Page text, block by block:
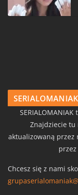
Znajdziecie tu
aktualizowaną przez
Chcesz się z nami